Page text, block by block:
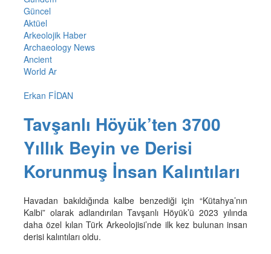
Güncel
Aktüel
Arkeolojik Haber
Archaeology News
Ancient
World Ar
Erkan FİDAN
Tavşanlı Höyük’ten 3700
Yıllık Beyin ve Derisi
Korunmuş İnsan Kalıntıları
Havadan bakıldığında kalbe benzediği için “Kütahya’nın
Kalbi” olarak adlandırılan Tavşanlı Höyük’ü 2023 yılında
daha özel kılan Türk Arkeolojisi’nde ilk kez bulunan insan
derisi kalıntıları oldu.